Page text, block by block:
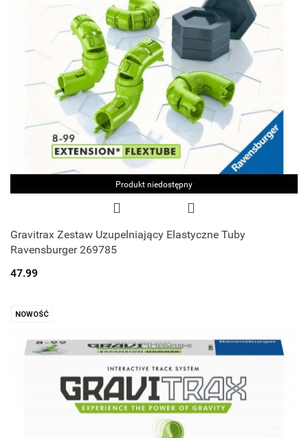
Produkt niedostępny
Gravitrax Zestaw Uzupelniający Elastyczne Tuby
Ravensburger 269785
47.99
NOWOŚĆ